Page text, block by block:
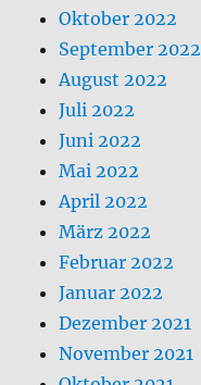
Oktober 2022
September 2022
August 2022
Juli 2022
Juni 2022
Mai 2022
April 2022
März 2022
Februar 2022
Januar 2022
Dezember 2021
November 2021